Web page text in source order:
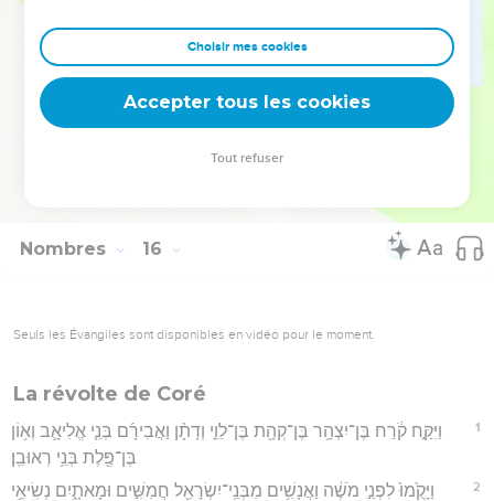
לְמַ֣עַן תִּזְכְּר֔וּ וַעֲשִׂיתֶ֖ם אֶת־כָּל־מִצְוֺתָ֑י וִהְיִיתֶ֥ם קְדֹשִׁ֖ים לֵֽאלֹהֵיכֶֽם׃
אֲנִ֞י יְהוָ֣ה אֱלֹֽהֵיכֶ֗ם אֲשֶׁ֨ר הוֹצֵ֤אתִי אֶתְכֶם֙ מֵאֶ֣רֶץ מִצְרַ֔יִם לִהְי֥וֹת לָכֶ֖ם
לֵאלֹהִ֑ים אֲנִ֖י יְהוָ֥ה אֱלֹהֵיכֶֽם׃
Hébreu : © Westminster Leningrad Codex - tanach.us --- Grec : © 2010 by the
Nombres 16
Seuls les Évangiles sont disponibles en vidéo pour le moment.
La révolte de Coré
1
וַיִּקַּ֣ח קֹ֔רַח בֶּן־יִצְהָ֥ר בֶּן־קְהָ֖ת בֶּן־לֵוִ֑י וְדָתָ֨ן וַאֲבִירָ֜ם בְּנֵ֧י אֱלִיאָ֛ב וְא֥וֹן
בֶּן־פֶּ֖לֶת בְּנֵ֥י רְאוּבֵֽן׃
2
וַיָּקֻ֙מוּ֙ לִפְנֵ֣י מֹשֶׁ֔ה וַאֲנָשִׁ֥ים מִבְּנֵֽי־יִשְׂרָאֵ֖ל חֲמִשִּׁ֣ים וּמָאתָ֑יִם נְשִׂיאֵ֥י
Choisir mes cookies
Accepter tous les cookies
Tout refuser